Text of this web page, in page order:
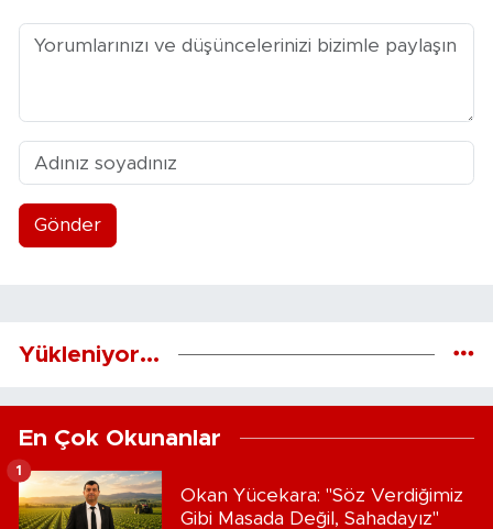
Gönder
Yükleniyor...
En Çok Okunanlar
Okan Yücekara: "Söz Verdiğimiz
Gibi Masada Değil, Sahadayız"
1